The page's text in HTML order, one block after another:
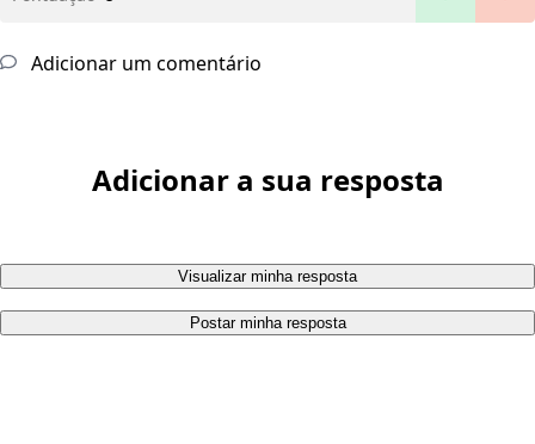
Adicionar um comentário
Adicionar a sua resposta
Visualizar minha resposta
Postar minha resposta